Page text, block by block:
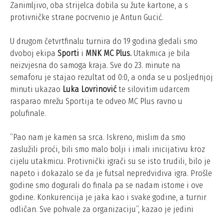
Zanimljivo, oba strijelca dobila su žute kartone, a s
protivničke strane pocrvenio je Antun Gucić.
U drugom četvrtfinalu turnira do 19 godina gledali smo
dvoboj ekipa Sporti i MNK MC Plus. Utakmica je bila
neizvjesna do samoga kraja. Sve do 23. minute na
semaforu je stajao rezultat od 0:0, a onda se u posljednjoj
minuti ukazao Luka Lovrinović te silovitim udarcem
rasparao mrežu Sportija te odveo MC Plus ravno u
polufinale.
”Pao nam je kamen sa srca. Iskreno, mislim da smo
zaslužili proći, bili smo malo bolji i imali inicijativu kroz
cijelu utakmicu. Protivnički igrači su se isto trudili, bilo je
napeto i dokazalo se da je futsal nepredvidiva igra. Prošle
godine smo dogurali do finala pa se nadam istome i ove
godine. Konkurencija je jaka kao i svake godine, a turnir
odličan. Sve pohvale za organizaciju”, kazao je jedini